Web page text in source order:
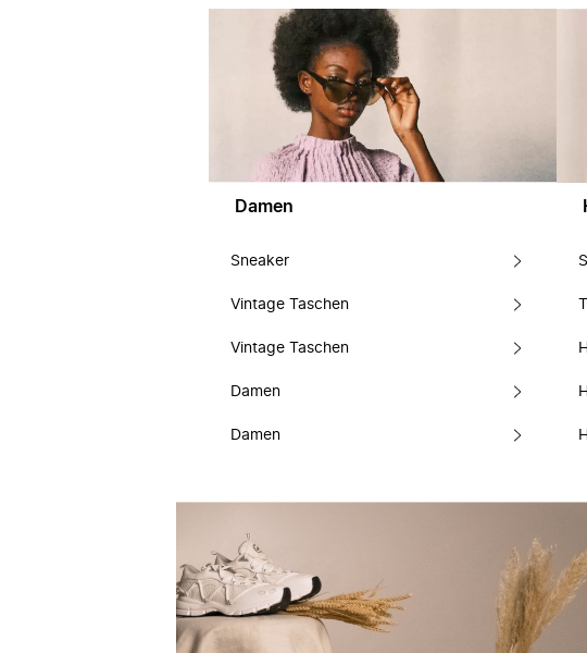
Damen
Sneaker
Vintage Taschen
Vintage Taschen
Damen
Damen